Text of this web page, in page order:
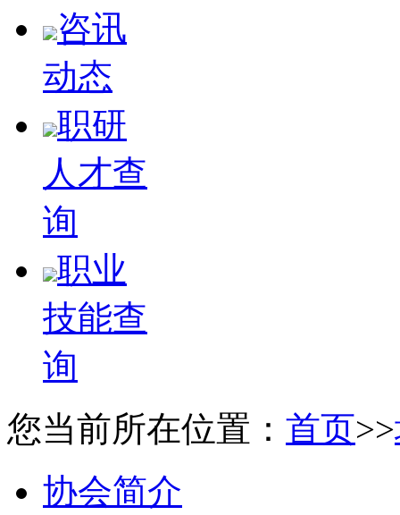
咨讯
动态
职研
人才查
询
职业
技能查
询
您当前所在位置： 首页>>
协会简介